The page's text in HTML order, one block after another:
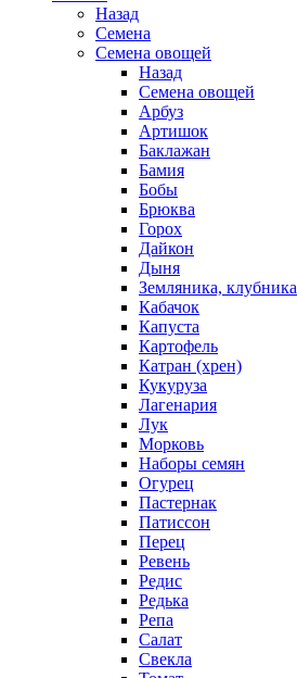
Назад
Семена
Семена овощей
Назад
Семена овощей
Арбуз
Артишок
Баклажан
Бамия
Бобы
Брюква
Горох
Дайкон
Дыня
Земляника, клубника
Кабачок
Капуста
Картофель
Катран (хрен)
Кукуруза
Лагенария
Лук
Морковь
Наборы семян
Огурец
Пастернак
Патиссон
Перец
Ревень
Редис
Редька
Репа
Салат
Свекла